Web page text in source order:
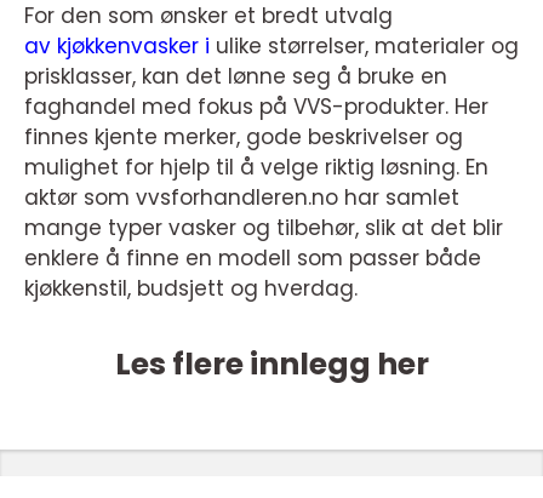
For den som ønsker et bredt utvalg
av kjøkkenvasker i ulike størrelser, materialer og
prisklasser, kan det lønne seg å bruke en
faghandel med fokus på VVS-produkter. Her
finnes kjente merker, gode beskrivelser og
mulighet for hjelp til å velge riktig løsning. En
aktør som vvsforhandleren.no har samlet
mange typer vasker og tilbehør, slik at det blir
enklere å finne en modell som passer både
kjøkkenstil, budsjett og hverdag.
Les flere innlegg her